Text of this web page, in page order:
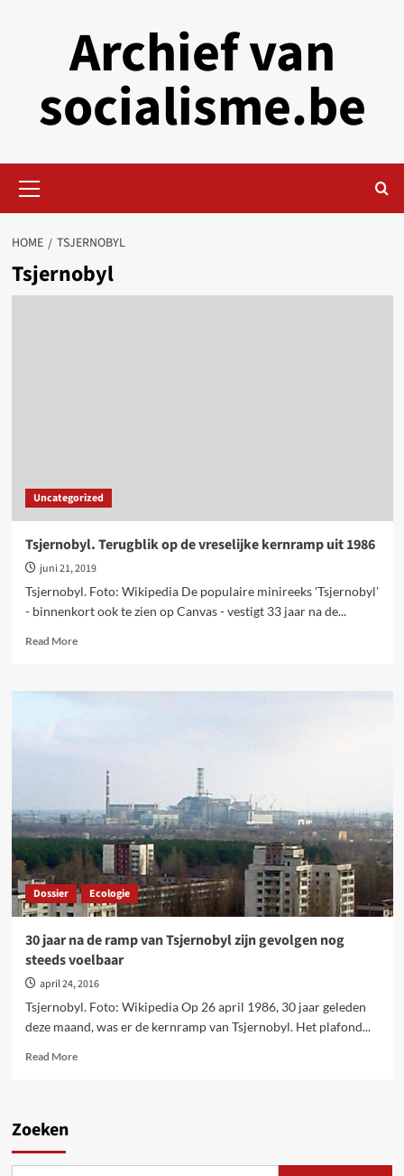
Archief van
socialisme.be
Menu
HOME TSJERNOBYL
Tsjernobyl
Uncategorized
Tsjernobyl. Terugblik op de vreselijke kernramp uit 1986
juni 21, 2019
Tsjernobyl. Foto: Wikipedia De populaire minireeks 'Tsjernobyl'
- binnenkort ook te zien op Canvas - vestigt 33 jaar na de...
Read MoreRead
Tsjernobyl.
kernramp
1986
Dossier Ecologie
30 jaar na de ramp van Tsjernobyl zijn gevolgen nog
steeds voelbaar
april 24, 2016
Tsjernobyl. Foto: Wikipedia Op 26 april 1986, 30 jaar geleden
deze maand, was er de kernramp van Tsjernobyl. Het plafond...
Read MoreRead
Zoeken